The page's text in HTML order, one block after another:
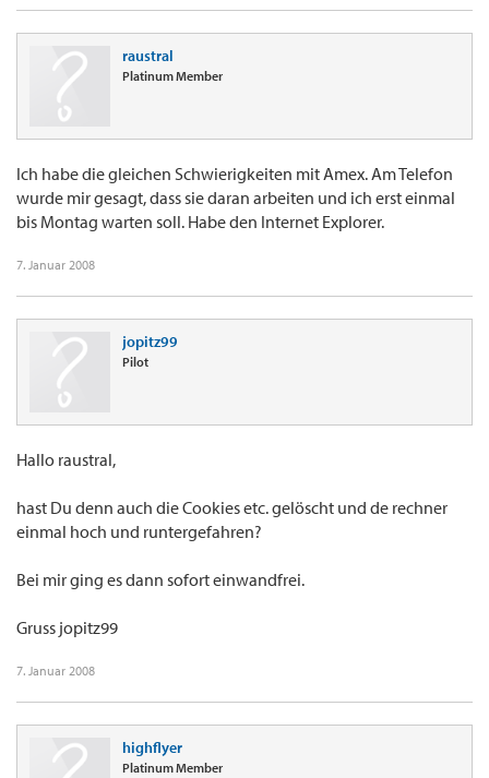
raustral
Platinum Member
Ich habe die gleichen Schwierigkeiten mit Amex. Am Telefon
wurde mir gesagt, dass sie daran arbeiten und ich erst einmal
bis Montag warten soll. Habe den Internet Explorer.
7. Januar 2008
jopitz99
Pilot
Hallo raustral,
hast Du denn auch die Cookies etc. gelöscht und de rechner
einmal hoch und runtergefahren?
Bei mir ging es dann sofort einwandfrei.
Gruss jopitz99
7. Januar 2008
highflyer
Platinum Member